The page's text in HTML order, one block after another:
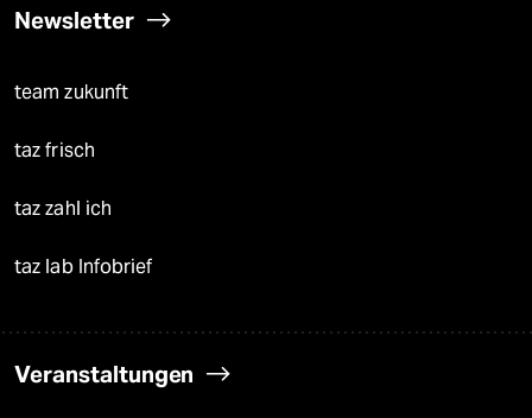
Newsletter
team zukunft
taz frisch
taz zahl ich
taz lab Infobrief
Veranstaltungen